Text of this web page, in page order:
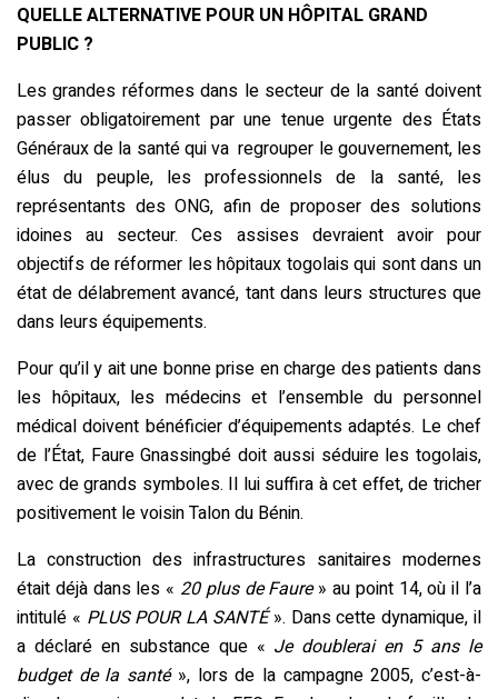
QUELLE ALTERNATIVE POUR UN HÔPITAL GRAND
PUBLIC ?
Les grandes réformes dans le secteur de la santé doivent
passer obligatoirement par une tenue urgente des États
Généraux de la santé qui va regrouper le gouvernement, les
élus du peuple, les professionnels de la santé, les
représentants des ONG, afin de proposer des solutions
idoines au secteur. Ces assises devraient avoir pour
objectifs de réformer les hôpitaux togolais qui sont dans un
état de délabrement avancé, tant dans leurs structures que
dans leurs équipements.
Pour qu’il y ait une bonne prise en charge des patients dans
les hôpitaux, les médecins et l’ensemble du personnel
médical doivent bénéficier d’équipements adaptés. Le chef
de l’État, Faure Gnassingbé doit aussi séduire les togolais,
avec de grands symboles. Il lui suffira à cet effet, de tricher
positivement le voisin Talon du Bénin.
La construction des infrastructures sanitaires modernes
était déjà dans les « 20 plus de Faure» au point 14, où il l’a
intitulé « PLUS POUR LA SANTÉ». Dans cette dynamique, il
a déclaré en substance que « Je doublerai en 5 ans le
budget de la santé», lors de la campagne 2005, c’est-à-